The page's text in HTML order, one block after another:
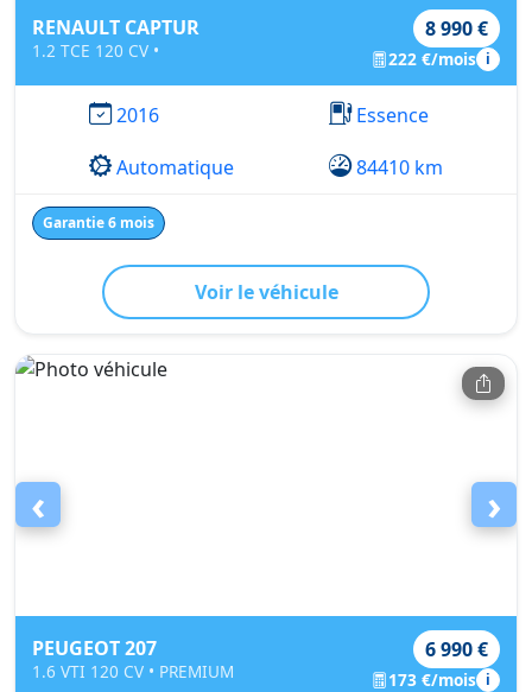
RENAULT CAPTUR
1.2 TCE 120 CV •
8 990 €
222 €/mois i
2016
Essence
Automatique
84410 km
Garantie 6 mois
Voir le véhicule
‹ ›
PEUGEOT 207
1.6 VTI 120 CV • PREMIUM
6 990 €
173 €/mois i